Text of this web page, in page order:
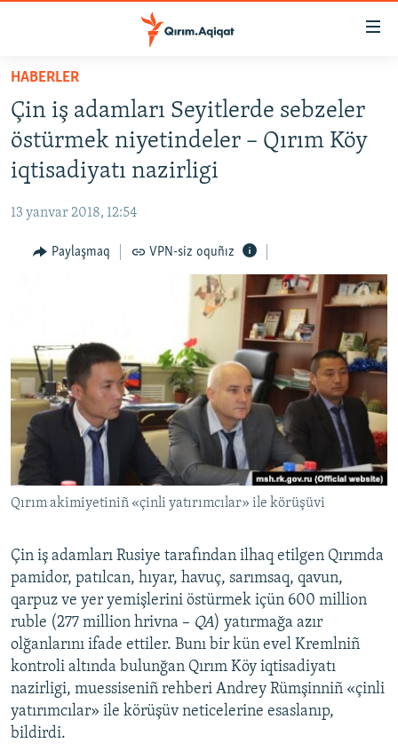
Esas
qaytmaq
Baş
navigatsiyağa
qaytmaq
Qıdıruvğa
qaytmaq
SİYASET
İQTİSADİYAT
MEDENİYET
İNSAN AQLARI
BLOGLAR
FİKİR
Русский
Українською
QOŞULIÑIZ!
RFE/RS bütün saytları
HABERLER
Çin iş adamları Seyitlerde sebzeler
östürmek niyetindeler – Qırım Köy
iqtisadiyatı nazirligi
13 yanvar 2018, 12:54
Paylaşmaq VPN-siz oquñız
Qırım akimiyetiniñ «çinli yatırımcılar» ile körüşüvi
Çin iş adamları Rusiye tarafından ilhaq etilgen Qırımda
pamidor, patılcan, hıyar, havuç, sarımsaq, qavun,
qarpuz ve yer yemişlerini östürmek içün 600 million
ruble (277 million hrivna – QA) yatırmağa azır
olğanlarını ifade ettiler. Bunı bir kün evel Kremlniñ
kontroli altında bulunğan Qırım Köy iqtisadiyatı
nazirligi, muessiseniñ rehberi Andrey Rümşinniñ «çinli
yatırımcılar» ile körüşüv neticelerine esaslanıp,
bildirdi.